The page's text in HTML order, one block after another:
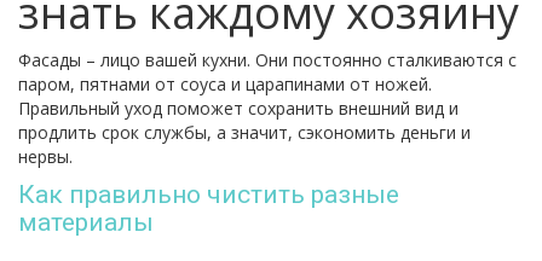
знать каждому хозяину
Фасады – лицо вашей кухни. Они постоянно сталкиваются с
паром, пятнами от соуса и царапинами от ножей.
Правильный уход поможет сохранить внешний вид и
продлить срок службы, а значит, сэкономить деньги и
нервы.
Как правильно чистить разные
материалы